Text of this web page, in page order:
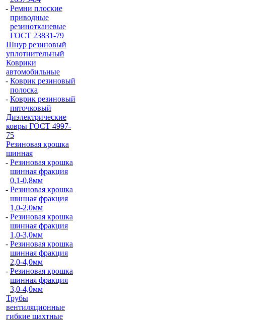
- Ремни плоские
приводные
резинотканевые
ГОСТ 23831-79
Шнур резиновый
уплотнительный
Коврики
автомобильные
- Коврик резиновый
полоска
- Коврик резиновый
пяточковый
Диэлектрические
ковры ГОСТ 4997-
75
Резиновая крошка
шинная
- Резиновая крошка
шинная фракция
0,1-0,8мм
- Резиновая крошка
шинная фракция
1,0-2,0мм
- Резиновая крошка
шинная фракция
1,0-3,0мм
- Резиновая крошка
шинная фракция
2,0-4,0мм
- Резиновая крошка
шинная фракция
3,0-4,0мм
Трубы
вентиляционные
гибкие шахтные